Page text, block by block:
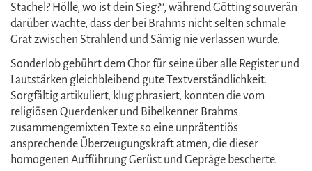
Stachel? Hölle, wo ist dein Sieg?“, während Götting souverän
darüber wachte, dass der bei Brahms nicht selten schmale
Grat zwischen Strahlend und Sämig nie verlassen wurde.
Sonderlob gebührt dem Chor für seine über alle Register und
Lautstärken gleichbleibend gute Textverständlichkeit.
Sorgfältig artikuliert, klug phrasiert, konnten die vom
religiösen Querdenker und Bibelkenner Brahms
zusammengemixten Texte so eine unprätentiös
ansprechende Überzeugungskraft atmen, die dieser
homogenen Aufführung Gerüst und Gepräge bescherte.